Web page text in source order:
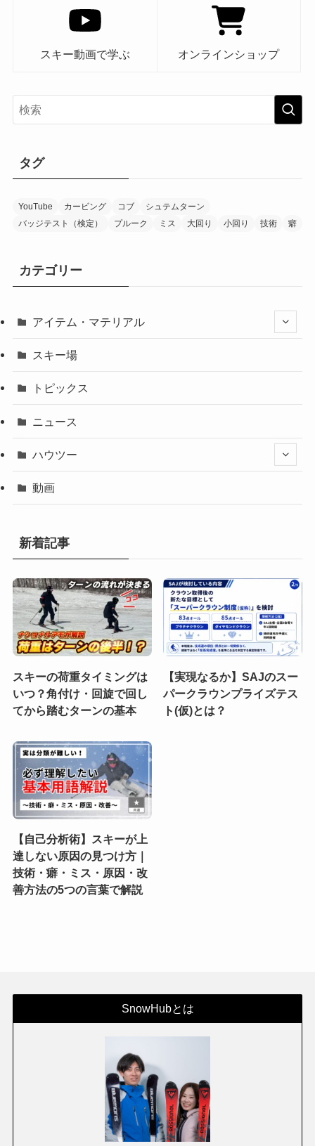
スキー動画で学ぶ オンラインショップ
タグ
YouTube カービング コブ
シュテムターン
バッジテスト（検定）
プルーク ミス 大回り 小回り 技術 癖
カテゴリー
アイテム・マテリアル
スキー場
トピックス
ニュース
ハウツー
動画
新着記事
スキーの荷重タイミングは
いつ？角付け・回旋で回し
てから踏むターンの基本
【実現なるか】SAJのスー
パークラウンプライズテス
ト(仮)とは？
【自己分析術】スキーが上
達しない原因の見つけ方｜
技術・癖・ミス・原因・改
善方法の5つの言葉で解説
SnowHubとは